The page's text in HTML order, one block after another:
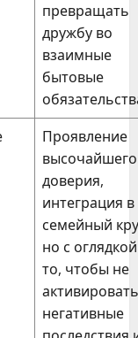
превращать
дружбу во
взаимные
бытовые
Проявление
высочайшего
доверия,
интеграция в
семейный
но с
то, чтобы не
активировать
негативные